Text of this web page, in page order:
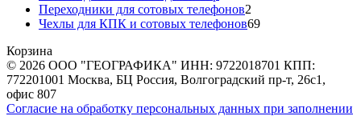
товаров
Переходники для сотовых телефонов2
товара
Чехлы для КПК и сотовых телефонов6969
Корзина
© 2026 ООО "ГЕОГРАФИКА" ИНН: 9722018701 КПП:
772201001 Москва, БЦ Россия, Волгоградский пр-т, 26с1,
офис 807
Согласие на обработку персональных данных при заполнении